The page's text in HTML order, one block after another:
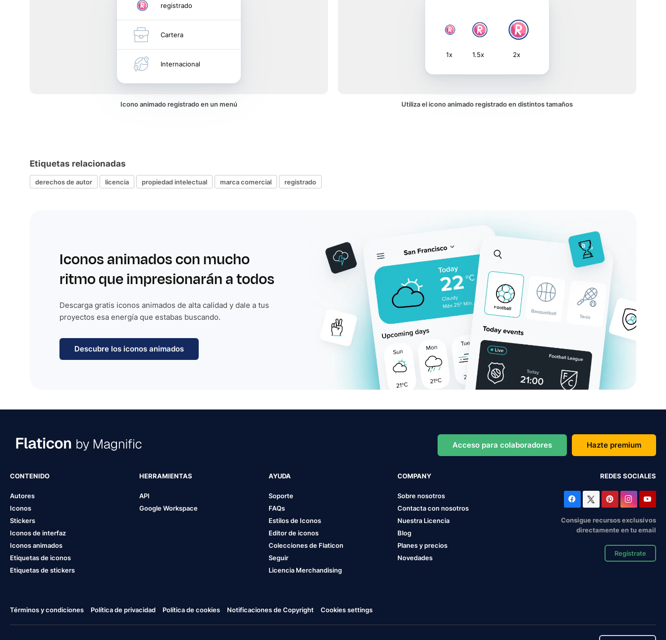
registrado
Cartera
Internacional
Icono animado registrado en un menú
1x 1.5x 2x
Utiliza el icono animado registrado en distintos tamaños
Etiquetas relacionadas
derechos de autor licencia propiedad intelectual marca comercial registrado
Iconos animados con mucho
ritmo que impresionarán a todos
Descarga gratis iconos animados de alta calidad y dale a tus
proyectos esa energía que estabas buscando.
Descubre los iconos animados
Acceso para colaboradores Hazte premium
CONTENIDO
Autores
Iconos
Stickers
Iconos de interfaz
Iconos animados
Etiquetas de iconos
Etiquetas de stickers
HERRAMIENTAS
API
Google Workspace
AYUDA
Soporte
FAQs
Estilos de Iconos
Editor de iconos
Colecciones de Flaticon
Seguir
Licencia Merchandising
COMPANY
Sobre nosotros
Contacta con nosotros
Nuestra Licencia
Blog
Planes y precios
Novedades
REDES SOCIALES
Consigue recursos exclusivos
directamente en tu email
Regístrate
Términos y condiciones Política de privacidad Política de cookies Notificaciones de Copyright Cookies settings